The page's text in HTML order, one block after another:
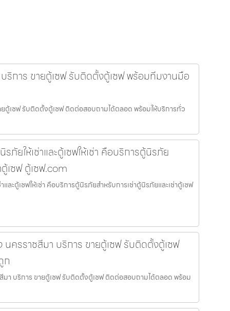
ริการ ขายตู้เซฟ รับติดตั้งตู้เซฟ พร้อมทีมงานมือ
ยตู้เซฟ รับติดตั้งตู้เซฟ ติดต่อสอบถามได้ตลอด พร้อมให้บริการทั่ว
ภัยให้เช่าและตู้เซฟให้เช่า คือบริการตู้นิรภัย
เซฟ ตู้เซฟ.com
ละตู้เซฟให้เช่า คือบริการตู้นิรภัยสำหรับการเช่าตู้นิรภัยและเช่าตู้เซฟ
ครราชสีมา บริการ ขายตู้เซฟ รับติดตั้งตู้เซฟ
ก
า บริการ ขายตู้เซฟ รับติดตั้งตู้เซฟ ติดต่อสอบถามได้ตลอด พร้อม